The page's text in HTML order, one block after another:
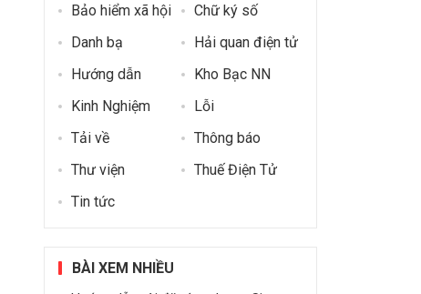
Bảo hiểm xã hội
Chữ ký số
Danh bạ
Hải quan điện tử
Hướng dẫn
Kho Bạc NN
Kinh Nghiệm
Lỗi
Tải về
Thông báo
Thư viện
Thuế Điện Tử
Tin tức
BÀI XEM NHIỀU